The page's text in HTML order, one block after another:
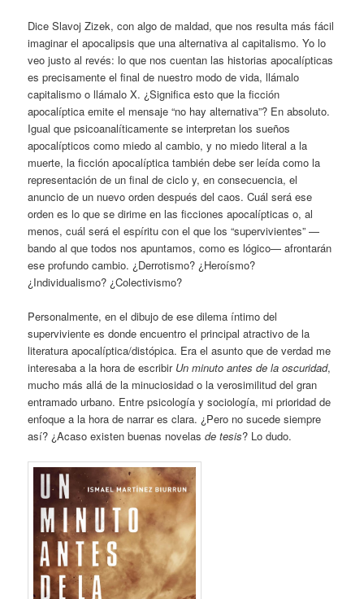
Dice Slavoj Zizek, con algo de maldad, que nos resulta más fácil
imaginar el apocalipsis que una alternativa al capitalismo. Yo lo
veo justo al revés: lo que nos cuentan las historias apocalípticas
es precisamente el final de nuestro modo de vida, llámalo
capitalismo o llámalo X. ¿Significa esto que la ficción
apocalíptica emite el mensaje “no hay alternativa”? En absoluto.
Igual que psicoanalíticamente se interpretan los sueños
apocalípticos como miedo al cambio, y no miedo literal a la
muerte, la ficción apocalíptica también debe ser leída como la
representación de un final de ciclo y, en consecuencia, el
anuncio de un nuevo orden después del caos. Cuál será ese
orden es lo que se dirime en las ficciones apocalípticas o, al
menos, cuál será el espíritu con el que los “supervivientes” —
bando al que todos nos apuntamos, como es lógico— afrontarán
ese profundo cambio. ¿Derrotismo? ¿Heroísmo?
¿Individualismo? ¿Colectivismo?
Personalmente, en el dibujo de ese dilema íntimo del
superviviente es donde encuentro el principal atractivo de la
literatura apocalíptica/distópica. Era el asunto que de verdad me
interesaba a la hora de escribir Un minuto antes de la oscuridad,
mucho más allá de la minuciosidad o la verosimilitud del gran
entramado urbano. Entre psicología y sociología, mi prioridad de
enfoque a la hora de narrar es clara. ¿Pero no sucede siempre
así? ¿Acaso existen buenas novelasde tesis? Lo dudo.